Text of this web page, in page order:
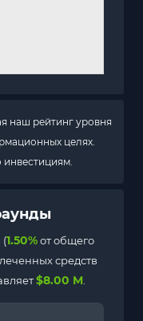
наш рейтинг уровня
целях.
(1.50%от общего
средств
$8.00 M